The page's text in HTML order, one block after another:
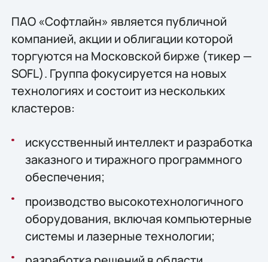
ПАО «Софтлайн» является публичной
компанией, акции и облигации которой
торгуются на Московской бирже (тикер —
SOFL). Группа фокусируется на новых
технологиях и состоит из нескольких
кластеров:
искусственный интеллект и разработка
заказного и тиражного программного
обеспечения;
производство высокотехнологичного
оборудования, включая компьютерные
системы и лазерные технологии;